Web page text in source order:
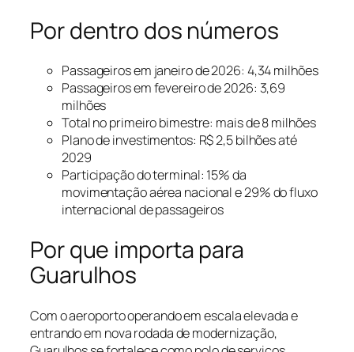
Por dentro dos números
Passageiros em janeiro de 2026: 4,34 milhões
Passageiros em fevereiro de 2026: 3,69
milhões
Total no primeiro bimestre: mais de 8 milhões
Plano de investimentos: R$ 2,5 bilhões até
2029
Participação do terminal: 15% da
movimentação aérea nacional e 29% do fluxo
internacional de passageiros
Por que importa para
Guarulhos
Com o aeroporto operando em escala elevada e
entrando em nova rodada de modernização,